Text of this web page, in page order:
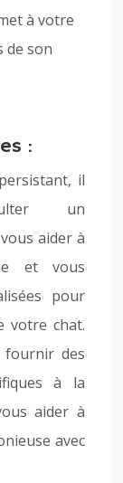
à votre
de son
:
il
un
aider à
et vous
pour
votre chat.
fournir des
à la
aider à
avec